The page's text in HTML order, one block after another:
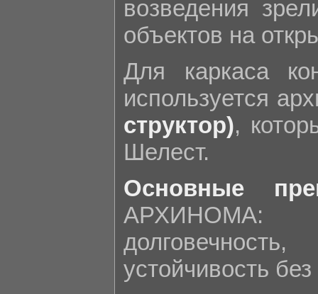
возведения
объектов на
Для каркаса
используется
структор),
Шелест.
Основные
АРХИНОМА:
устойчивость